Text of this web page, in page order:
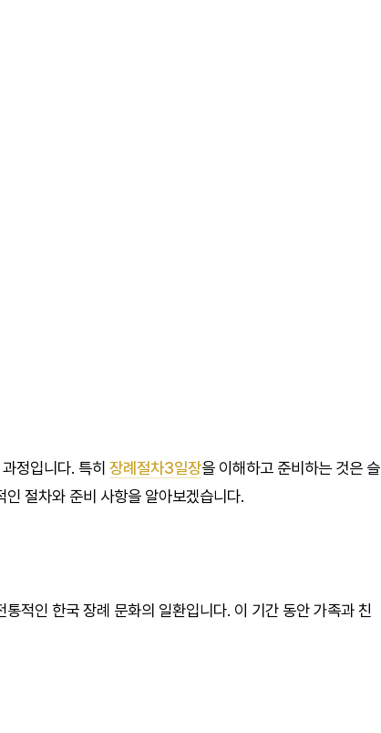
정입니다. 특히 장례절차3일장을 이해하고 준비하는 것은 슬
절차와 준비 사항을 알아보겠습니다.
적인 한국 장례 문화의 일환입니다. 이 기간 동안 가족과 친